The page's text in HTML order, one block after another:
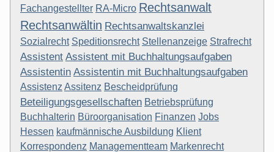
Fachangestellter RA-Micro Rechtsanwalt
Rechtsanwältin Rechtsanwaltskanzlei
Sozialrecht Speditionsrecht Stellenanzeige Strafrecht
Assistent Assistent mit Buchhaltungsaufgaben
Assistentin Assistentin mit Buchhaltungsaufgaben
Assistenz Assitenz Bescheidprüfung
Beteiligungsgesellschaften Betriebsprüfung
Buchhalterin Büroorganisation Finanzen Jobs
Hessen kaufmännische Ausbildung Klient
Korrespondenz Managementteam Markenrecht